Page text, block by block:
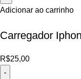
Adicionar ao carrinho
Carregador
R$25,00